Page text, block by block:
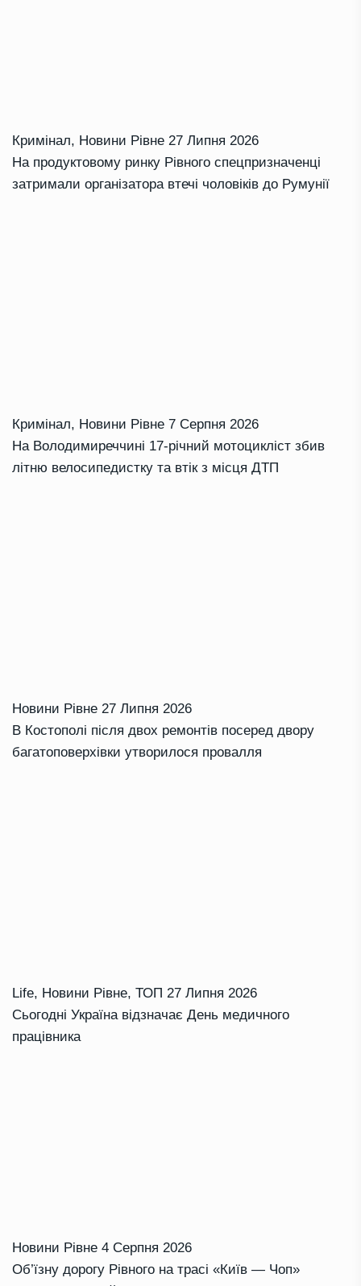
Кримінал, Новини Рівне 27 Липня 2026
На продуктовому ринку Рівного спецпризначенці
затримали організатора втечі чоловіків до Румунії
Кримінал, Новини Рівне 7 Серпня 2026
На Володимиреччині 17-річний мотоцикліст збив
літню велосипедистку та втік з місця ДТП
Новини Рівне 27 Липня 2026
В Костополі після двох ремонтів посеред двору
багатоповерхівки утворилося провалля
Life, Новини Рівне, ТОП 27 Липня 2026
Сьогодні Україна відзначає День медичного
працівника
Новини Рівне 4 Серпня 2026
Об’їзну дорогу Рівного на трасі «Київ — Чоп»